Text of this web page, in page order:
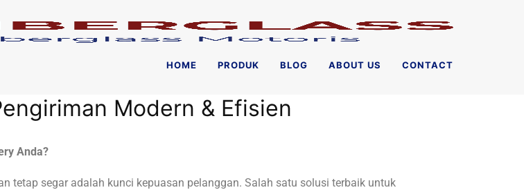
HOME PRODUK BLOG ABOUT US CONTACT
Modern & Efisien
Anda?
tetap segar adalah kunci kepuasan pelanggan. Salah satu solusi terbaik untuk